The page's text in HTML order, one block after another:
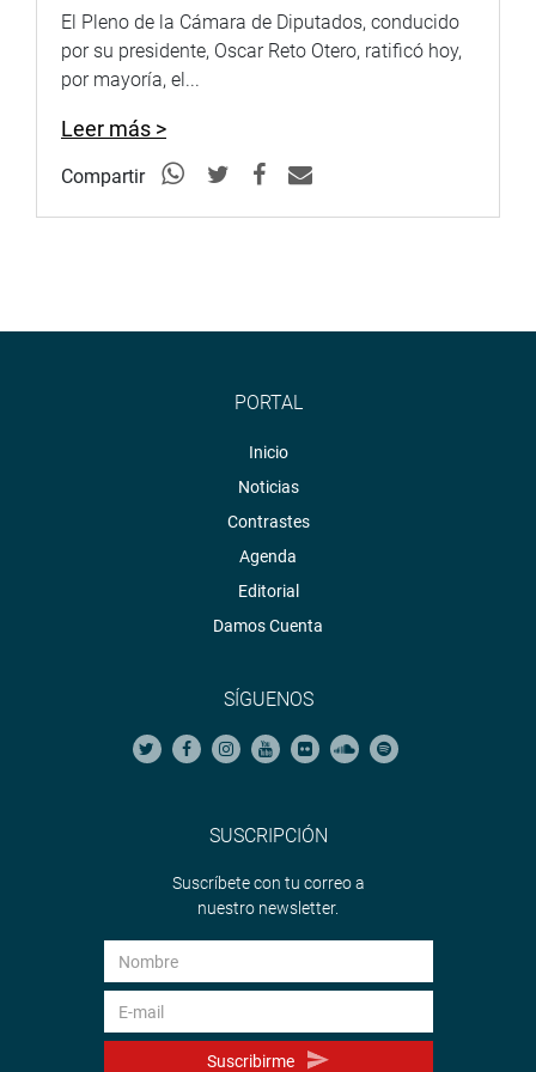
El Pleno de la Cámara de Diputados, conducido
por su presidente, Oscar Reto Otero, ratificó hoy,
por mayoría, el...
Leer más >
Compartir
PORTAL
Inicio
Noticias
Contrastes
Agenda
Editorial
Damos Cuenta
SÍGUENOS
SUSCRIPCIÓN
Suscríbete con tu correo a
nuestro newsletter.
Suscribirme